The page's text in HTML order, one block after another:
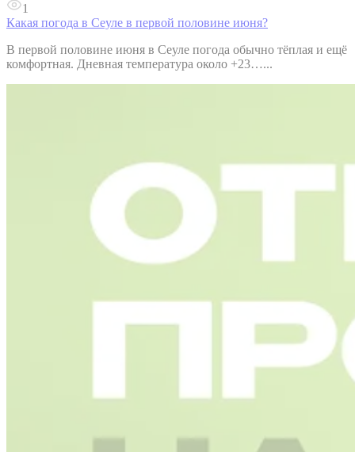
1
Какая погода в Сеуле в первой половине июня?
В первой половине июня в Сеуле погода обычно тёплая и ещё
комфортная. Дневная температура около +23…...